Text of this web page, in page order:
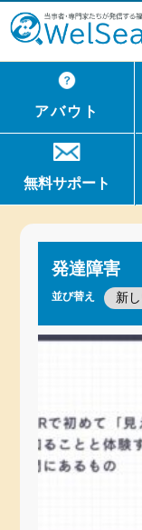
WelSerch
アバウト
無料サポート
発達障害
並び替え